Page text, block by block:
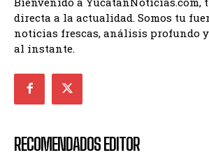
directa a la actualidad. Somos tu
noticias frescas, análisis profundo
al instante.
RECOMENDADOS EDITOR